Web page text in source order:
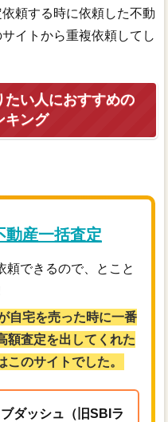
頼する時に依頼した不動
イトから重複依頼してし
い人におすすめの
キング
産一括査定
頼できるので、とこと
自宅を売った時に一番
額査定を出してくれた
このサイトでした。
ダッシュ（旧SBIラ